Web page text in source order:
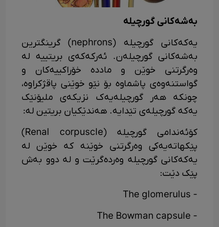
بەشەکانی گورچیلە
یەکەکانی گورچیلە (nephrons) گرینگترین
بەشەکانی گورچیلەن. ئەرکەکەی بریتییە لە
وەرگرتنی خوێن و ماددە خۆراکییەکان و
گواستنەوەی پاشماوە بۆ نێو خوێنی پاقژکراوە،
چونکە هەر گورچیلەیەک نزیکەی ملیۆنێک
یەکە گورچیلەی تێدایە. هەندێکیان بریتین لە:
کۆئەندامی گورچیلە (Renal corpuscle)
پێکهاتەیەکی وەرگرتنی خوێنە کە خوێن لە
یەکەکانی گورچیلە وەردەگرێت و لە دوو بەش
پێک دێت:
- The glomerulus
- The Bowman capsule